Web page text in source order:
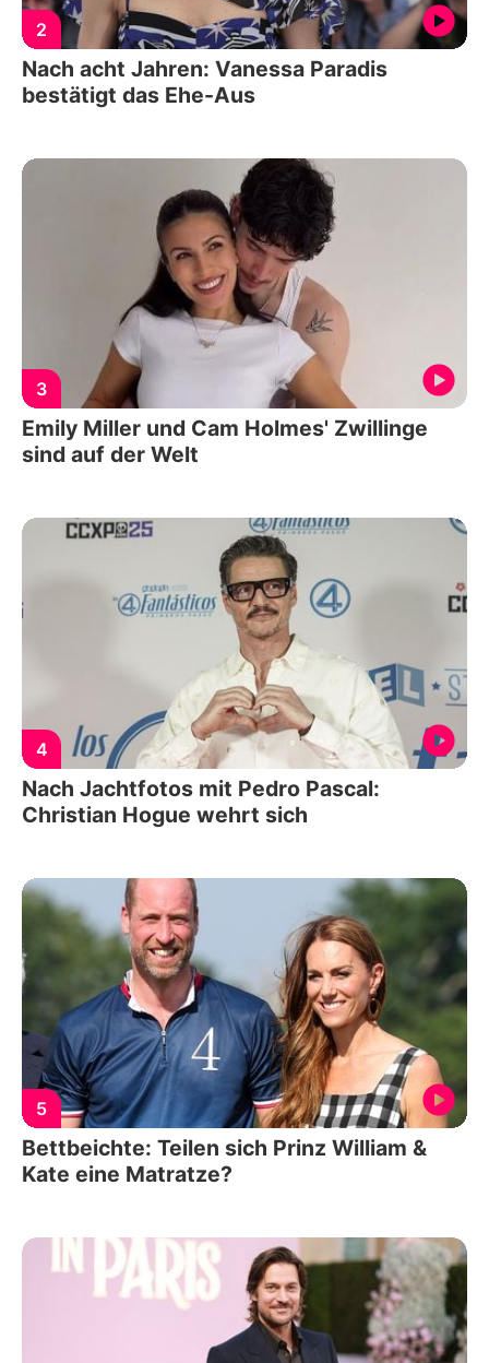
2
Nach acht Jahren: Vanessa Paradis
bestätigt das Ehe-Aus
3
Emily Miller und Cam Holmes' Zwillinge
sind auf der Welt
4
Nach Jachtfotos mit Pedro Pascal:
Christian Hogue wehrt sich
5
Bettbeichte: Teilen sich Prinz William &
Kate eine Matratze?